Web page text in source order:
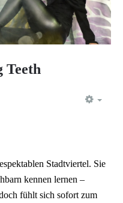
Teeth
Stadtviertel. Sie
kennen lernen –
fühlt sich sofort zum